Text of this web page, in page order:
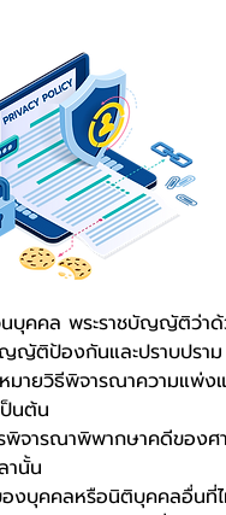
คคล พระราชบัญญัติว่าด้
ญัติป้องกันและปราบปราม
ายวิธีพิจารณาความแพ่ง
นต้น
พิจารณาพิพากษาคดีของศ
านั้น
งบุคคลหรือนิติบุคคลอื่นที่